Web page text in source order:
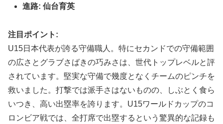
進路: 仙台育英
注目ポイント:
U15日本代表が誇る守備職人。特にセカンドでの守備範囲
の広さとグラブさばきの巧みさは、世代トップレベルと評
されています。堅実な守備で幾度となくチームのピンチを
救いました。打撃では派手さはないものの、しぶとく食ら
いつき、高い出塁率を誇ります。U15ワールドカップのコ
ロンビア戦では、全打席で出塁するという驚異的な記録も